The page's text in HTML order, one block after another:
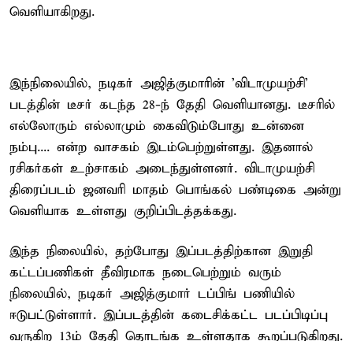
வெளியாகிறது.
இந்நிலையில், நடிகர் அஜித்குமாரின் 'விடாமுயற்சி'
படத்தின் டீசர் கடந்த 28-ந் தேதி வெளியானது. டீசரில்
எல்லோரும் எல்லாமும் கைவிடும்போது உன்னை
நம்பு.... என்ற வாசகம் இடம்பெற்றுள்ளது. இதனால்
ரசிகர்கள் உற்சாகம் அடைந்துள்ளனர். விடாமுயற்சி
திரைப்படம் ஜனவரி மாதம் பொங்கல் பண்டிகை அன்று
வெளியாக உள்ளது குறிப்பிடத்தக்கது.
இந்த நிலையில், தற்போது இப்படத்திற்கான இறுதி
கட்டப்பணிகள் தீவிரமாக நடைபெற்றும் வரும்
நிலையில், நடிகர் அஜித்குமார் டப்பிங் பணியில்
ஈடுபட்டுள்ளார். இப்படத்தின் கடைசிக்கட்ட படப்பிடிப்பு
வருகிற 13ம் தேதி தொடங்க உள்ளதாக கூறப்படுகிறது.